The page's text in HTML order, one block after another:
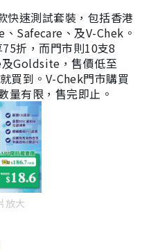
快速測試套裝，包括香港
Safecare、及V-Chek。
折，而門市則10支8
Goldsite，售價低至
買到。V-Chek門市購買
量有限，售完即止。
放大